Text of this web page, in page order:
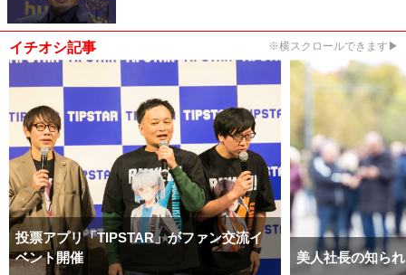
イチオシ記事 ※横スクロールできます▶
投票アプリ「TIPSTAR」がファン交流イ
ベント開催
美人社長の知ら